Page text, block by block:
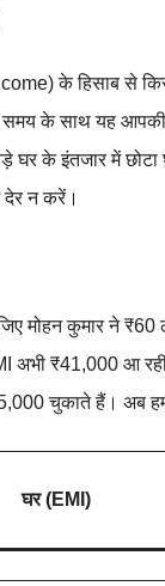
के हिसाब से
के साथ यह
के इंतजार में छोटा
देर न करें।
मोहन कुमार ने
अभी ₹41,000 आ
चुकाते हैं। अब
घर (EMI)